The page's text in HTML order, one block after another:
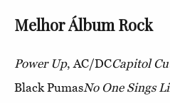
Melhor Álbum Rock
Power Up, AC/DCCapitol
Black PumasNo One Sings